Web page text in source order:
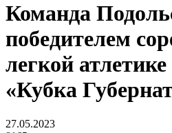
Команда
победителем
легкой
«Кубка
27.05.2023